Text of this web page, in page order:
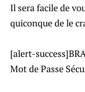
Il sera facile de
quiconque de le
[alert-
Mot de Passe